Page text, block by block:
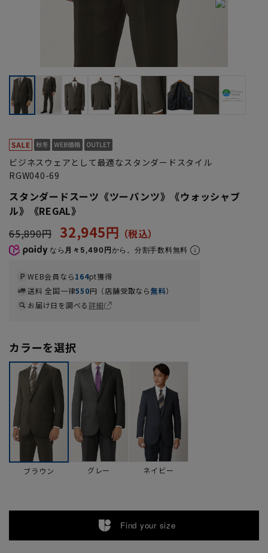
ビジネスウェアとして最適なスタンダードスタイル
RGW040-69
スタンダードスーツ《ツーパンツ》《ウォッシャブ
ル》《REGAL》
65,890円 32,945円
なら 月々5,490円から。分割手数料無料
WEB会員なら164pt獲得
送料 全国一律550円（店舗受取なら無料）
お届け日を調べる詳細
カラーを選択
ブラウン グレー ネイビー
Find your size